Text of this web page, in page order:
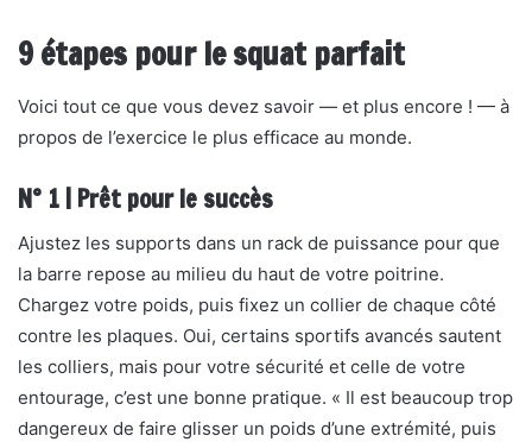
9 étapes pour le squat parfait
Voici tout ce que vous devez savoir — et plus encore ! — à
propos de l’exercice le plus efficace au monde.
N° 1 | Prêt pour le succès
Ajustez les supports dans un rack de puissance pour que
la barre repose au milieu du haut de votre poitrine.
Chargez votre poids, puis fixez un collier de chaque côté
contre les plaques. Oui, certains sportifs avancés sautent
les colliers, mais pour votre sécurité et celle de votre
entourage, c’est une bonne pratique. « Il est beaucoup trop
dangereux de faire glisser un poids d’une extrémité, puis